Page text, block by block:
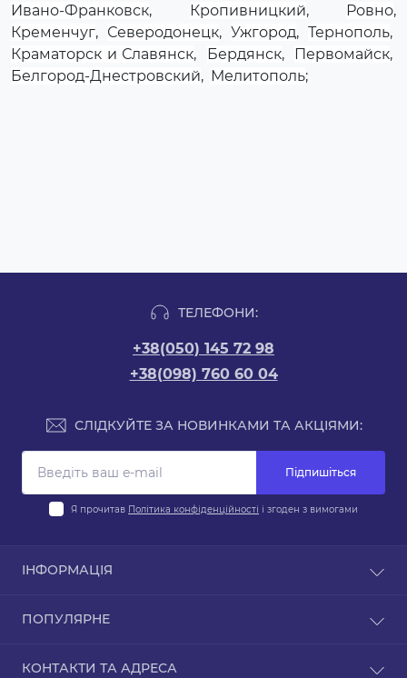
Ивано-Франковск, Кропивницкий, Ровно,
Кременчуг, Северодонецк, Ужгород, Тернополь,
Краматорск и Славянск, Бердянск, Первомайск,
Белгород-Днестровский, Мелитополь;
ТЕЛЕФОНИ:
+38(050) 145 72 98
+38(098) 760 60 04
СЛІДКУЙТЕ ЗА НОВИНКАМИ ТА АКЦІЯМИ:
Підпишіться
Я прочитав Політика конфіденційності і згоден з вимогами
ІНФОРМАЦІЯ
Доставка
Повернення / Обмін
ПОПУЛЯРНЕ
КОНТАКТИ ТА АДРЕСА